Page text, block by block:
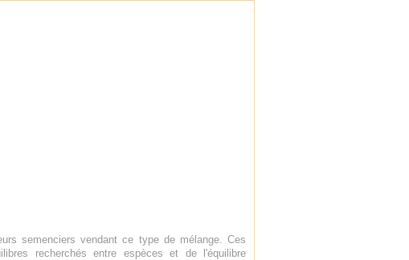
semenciers vendant ce type de mélange. Ces
recherchés entre espèces et de l'équilibre